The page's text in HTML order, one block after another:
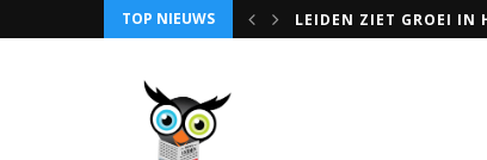
TOP NIEUWS LEIDEN ZIET GROEI IN